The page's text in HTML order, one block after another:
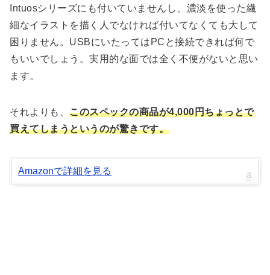
Intuosシリーズにも付いていませんし、濃淡を使った繊
細なイラストを描く人でなければ付いてなくても大して
困りません。USBにいたってはPCと接続できれば何で
もいいでしょう。実用的な面では全く不便がないと思い
ます。
それよりも、 このスペックの商品が4,000円ちょっとで
買えてしまうというのが驚きです。
Amazonで詳細を見る